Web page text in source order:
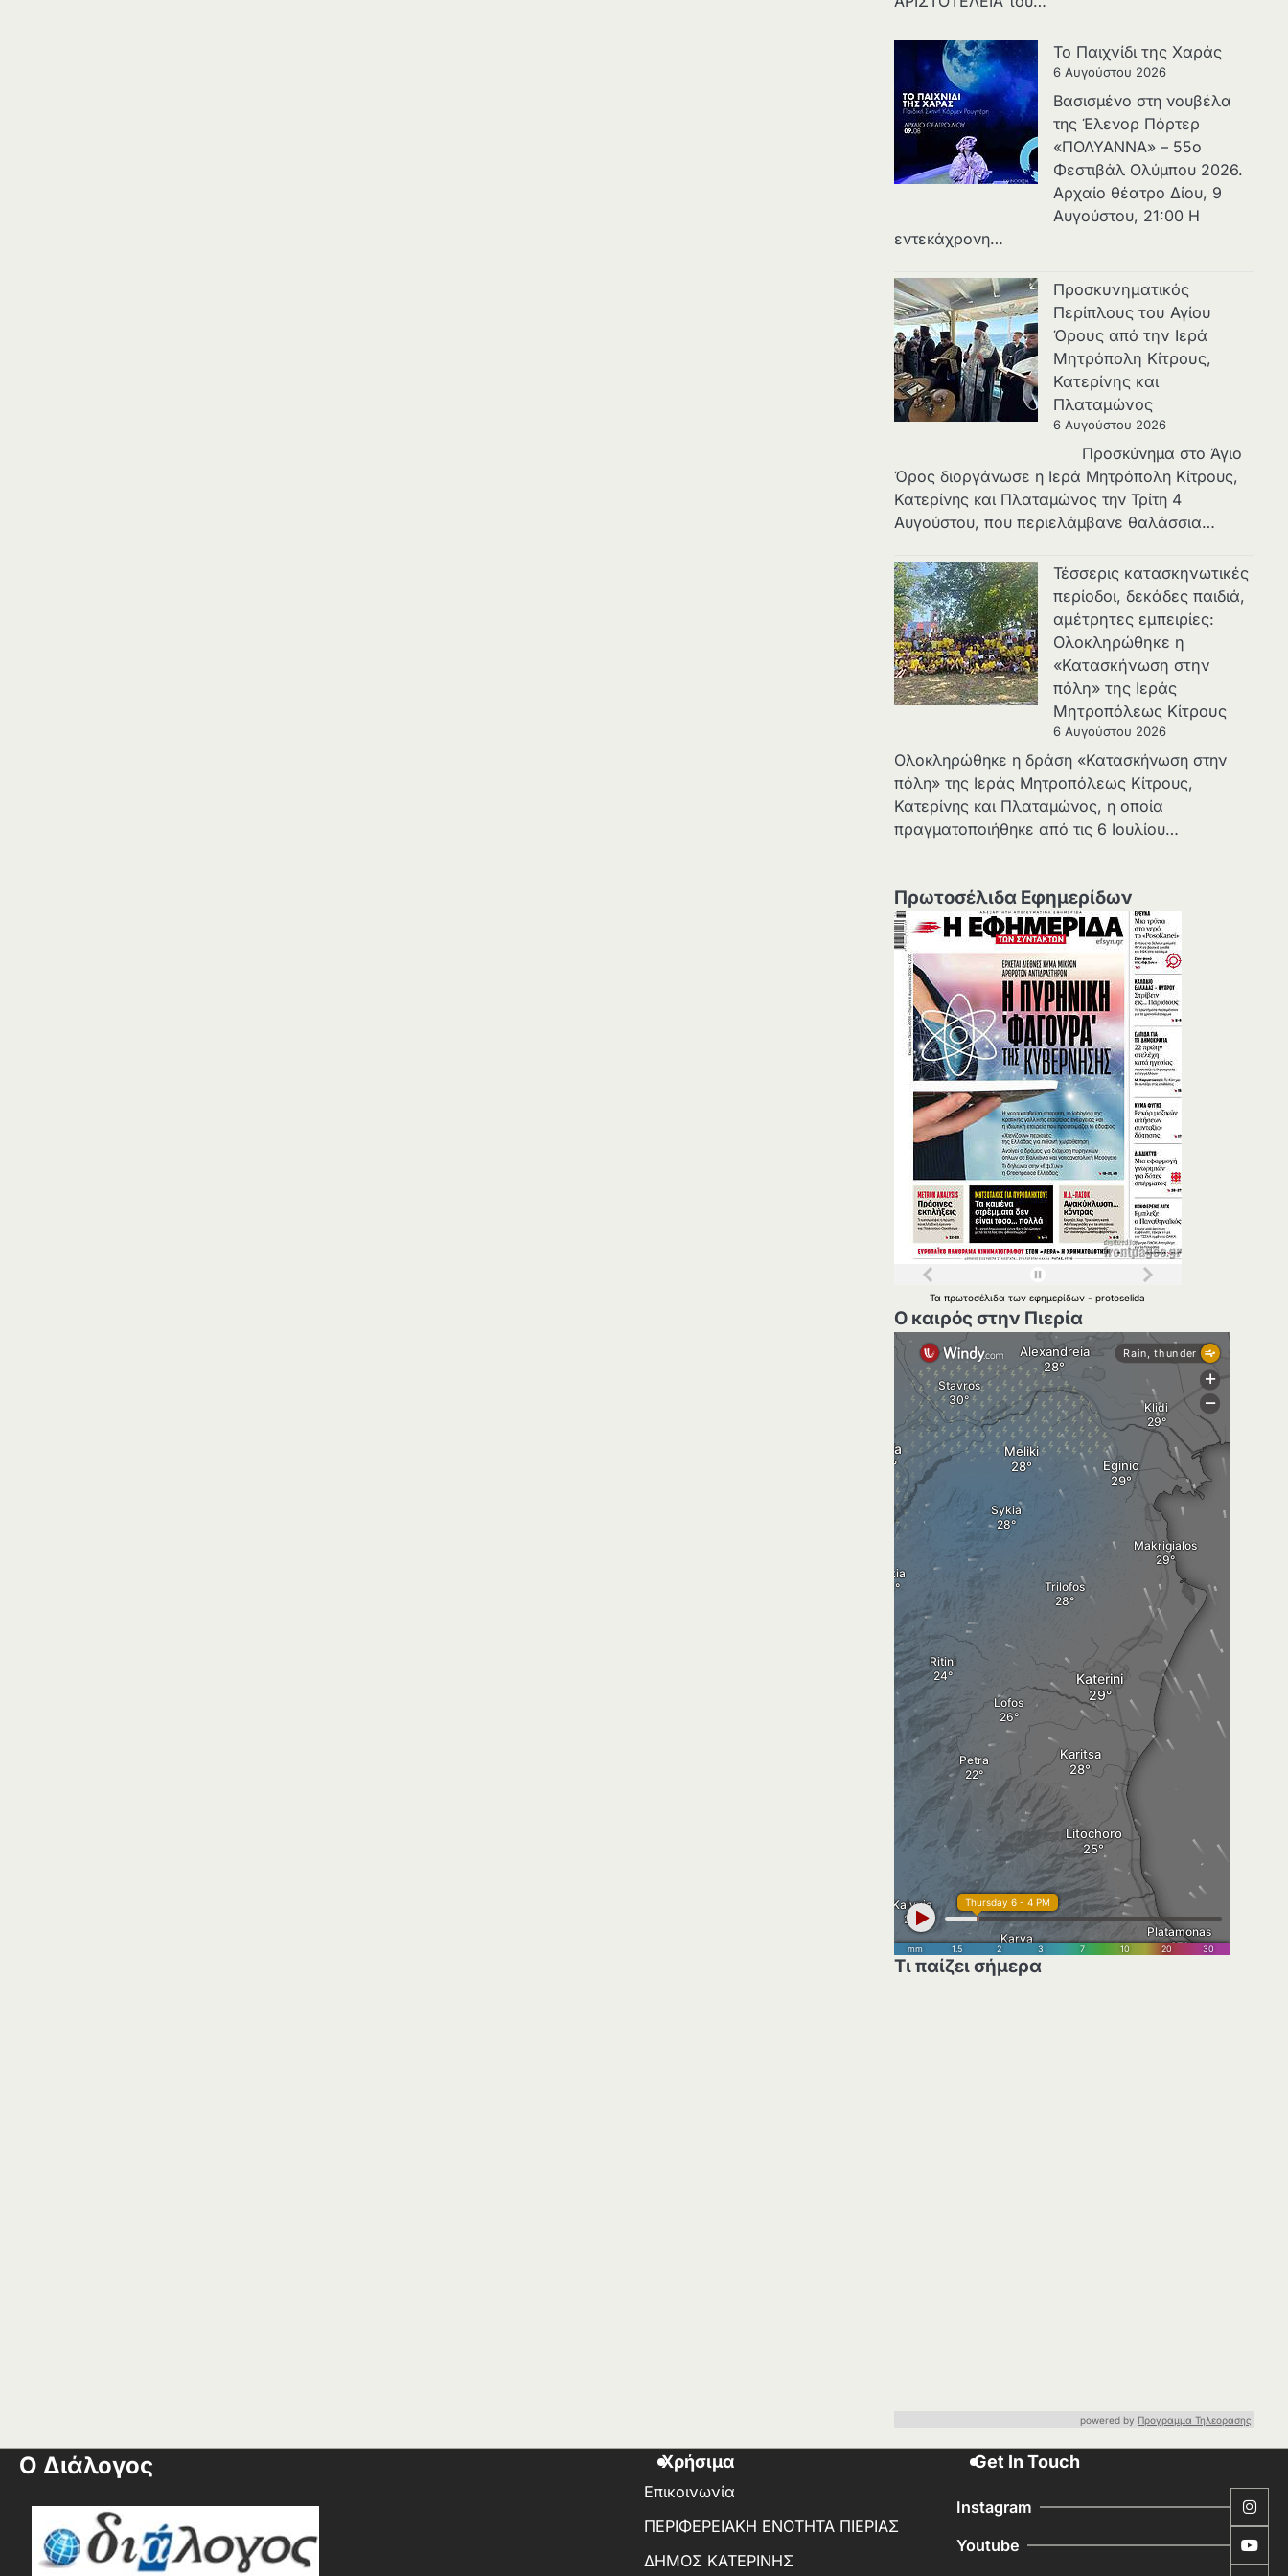
Το Παιχνίδι της Χαράς
6 Αυγούστου 2026
Βασισμένο στη νουβέλα
της Έλενορ Πόρτερ
«ΠΟΛΥΑΝΝΑ» – 55ο
Φεστιβάλ Ολύμπου 2026.
Αρχαίο θέατρο Δίου, 9
Αυγούστου, 21:00 Η
εντεκάχρονη…
Προσκυνηματικός
Περίπλους του Αγίου
Όρους από την Ιερά
Μητρόπολη Κίτρους,
Κατερίνης και
Πλαταμώνος
6 Αυγούστου 2026
Προσκύνημα στο Άγιο
Όρος διοργάνωσε η Ιερά Μητρόπολη Κίτρους,
Κατερίνης και Πλαταμώνος την Τρίτη 4
Αυγούστου, που περιελάμβανε θαλάσσια…
Τέσσερις κατασκηνωτικές
περίοδοι, δεκάδες παιδιά,
αμέτρητες εμπειρίες:
Ολοκληρώθηκε η
«Κατασκήνωση στην
πόλη» της Ιεράς
Μητροπόλεως Κίτρους
6 Αυγούστου 2026
Ολοκληρώθηκε η δράση «Κατασκήνωση στην
πόλη» της Ιεράς Μητροπόλεως Κίτρους,
Κατερίνης και Πλαταμώνος, η οποία
πραγματοποιήθηκε από τις 6 Ιουλίου…
Πρωτοσέλιδα Εφημερίδων
Ταπρωτοσέλιδατωνεφημερίδων-protoselida
Ο καιρός στην Πιερία
Τι παίζει σήμερα
powered by Προγραμμα Τηλεορασης
Ο Διάλογος Χρήσιμα
Επικοινωνία
ΠΕΡΙΦΕΡΕΙΑΚΗ ΕΝΟΤΗΤΑ ΠΙΕΡΙΑΣ
ΔΗΜΟΣ ΚΑΤΕΡΙΝΗΣ
Get In Touch
Instagram
Youtube